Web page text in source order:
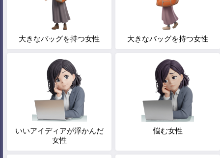
大きなバッグを持つ女性 大きなバッグを持つ女性
いいアイディアが浮かんだ
女性
悩む女性